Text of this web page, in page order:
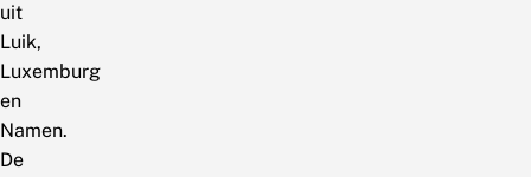
uit
Luik,
Luxemburg
en
Namen.
De